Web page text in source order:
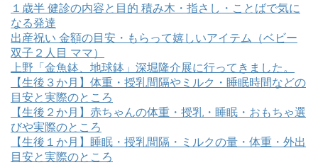
１歳半 健診の内容と目的 積み木・指さし・ことばで気に
なる発達
出産祝い 金額の目安・もらって嬉しいアイテム（ベビー
双子２人目 ママ）
上野「金魚鉢、地球鉢」深堀隆介展に行ってきました。
【生後３か月】体重・授乳間隔やミルク・睡眠時間などの
目安と実際のところ
【生後２か月】赤ちゃんの体重・授乳・睡眠・おもちゃ選
びや実際のところ
【生後１か月】睡眠・授乳間隔・ミルクの量・体重・外出
目安と実際のところ